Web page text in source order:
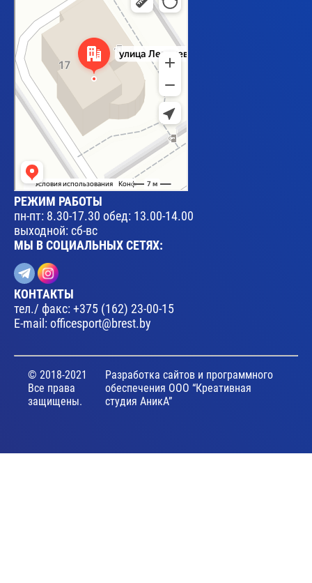
РЕЖИМ РАБОТЫ
пн-пт: 8.30-17.30 обед: 13.00-14.00
выходной: сб-вс
МЫ В СОЦИАЛЬНЫХ СЕТЯХ:
КОНТАКТЫ
тел./ факс: +375 (162) 23-00-15
E-mail: officesport@brest.by
© 2018-2021
Все права
защищены.
Разработка сайтов и программного
обеспечения ООО “Креативная
студия АникА”